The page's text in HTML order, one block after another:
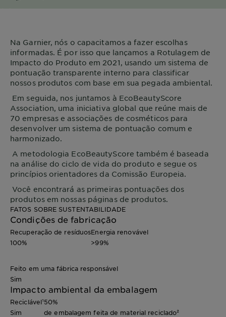
Na Garnier, nós o capacitamos a fazer escolhas
informadas. É por isso que lançamos a Rotulagem de
Impacto do Produto em 2021, usando um sistema de
pontuação transparente interno para classificar
nossos produtos com base em sua pegada ambiental.
Em seguida, nos juntamos à EcoBeautyScore
Association, uma iniciativa global que reúne mais de
70 empresas e associações de cosméticos para
desenvolver um sistema de pontuação comum e
harmonizado.
A metodologia EcoBeautyScore também é baseada
na análise do ciclo de vida do produto e segue os
princípios orientadores da Comissão Europeia.
Você encontrará as primeiras pontuações dos
produtos em nossas páginas de produtos.
FATOS SOBRE SUSTENTABILIDADE
Condições de fabricação
Recuperação de resíduos
100%
Energia renovável
>99%
Feito em uma fábrica responsável
Sim
Impacto ambiental da embalagem
Reciclável¹
Sim
50%
de embalagem feita de material reciclado²